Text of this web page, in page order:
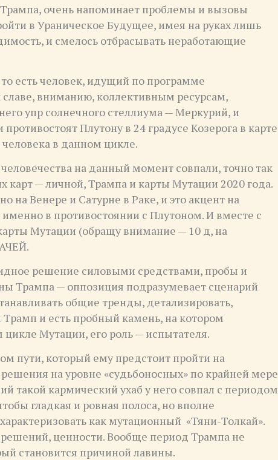
очень напоминает проблемы и вызовы
в Ураническое Будущее, имея на руках лишь
и смелось отбрасывать неработающие
есть человек, идущий по программе
вниманию, коллективным ресурсам,
упр солнечного стеллиума — Меркурий, и
Плутону в 24 градусе Козерога в карте
в данном цикле.
на данный момент совпали, точно так
карт — личной, Трампа и карты Мутации 2020 года.
на Венере и Сатурне в Раке, и это акцент на
в противостоянии с Плутоном. И вместе с
Мутации (обращу внимание — 10 д, на
решение силовыми средствами, пробы и
Трампа — оппозиция подразумевает сценарий
общие тренды, детализировать,
и есть пробный камень, на котором
Мутации, его роль — испытателя.
пути, который ему предстоит пройти на
на уровне «судьбоносных» по крайней мере
такой кармический ухаб у него совпал с периодом
гладкая и ровная полоса, но вполне
как мутационный «Тяни-Толкай».
ценности. Вообще период Трампа не
становится причиной лавины.